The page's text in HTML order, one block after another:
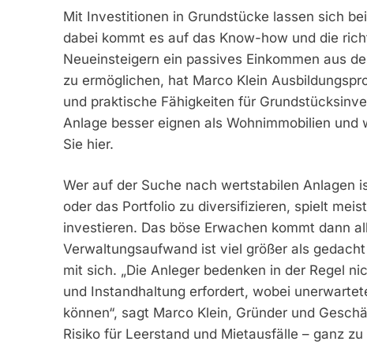
Mit Investitionen in Grundstücke lassen sich
dabei kommt es auf das Know-how und die
Neueinsteigern ein passives Einkommen aus
zu ermöglichen, hat Marco Klein
und praktische Fähigkeiten für
Anlage besser eignen als Wohnimmobilien
Sie hier.
Wer auf der Suche nach wertstabilen Anlagen
oder das Portfolio zu diversifizieren, spielt
investieren. Das böse Erwachen kommt dann
Verwaltungsaufwand ist viel größer als
mit sich. „Die Anleger bedenken in der Regel
und Instandhaltung erfordert, wobei
können“, sagt Marco Klein, Gründer und
Risiko für Leerstand und Mietausfälle – ganz